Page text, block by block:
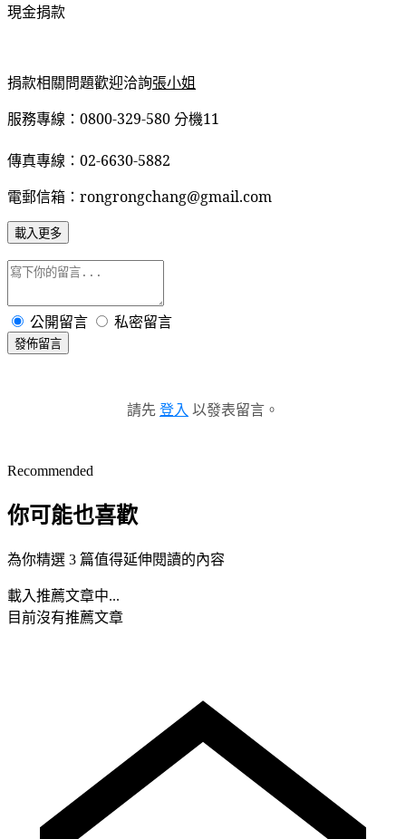
現金捐款
捐款相關問題歡迎洽詢張小姐
服務專線：0800-329-580 分機11
傳真專線：02-6630-5882
電郵信箱：rongrongchang@gmail.com
載入更多
公開留言 私密留言
發佈留言
請先 登入 以發表留言。
Recommended
你可能也喜歡
為你精選 3 篇值得延伸閱讀的內容
載入推薦文章中...
目前沒有推薦文章